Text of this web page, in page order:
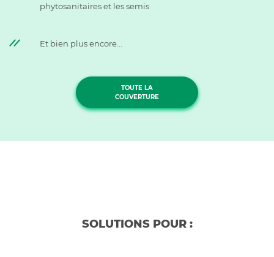
phytosanitaires et les semis
Et bien plus encore...
TOUTE LA
COUVERTURE
SOLUTIONS POUR :